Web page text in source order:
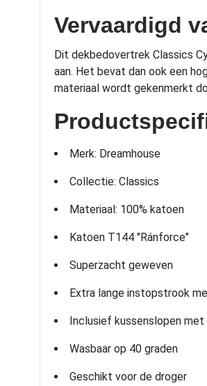
Vervaardigd
Dit dekbedovertrek Classics
aan. Het bevat dan ook een
materiaal wordt gekenmerkt
Merk: Dreamhouse
Collectie: Classics
Materiaal: 100% katoen
Katoen T144 "Ránforce"
Superzacht geweven
Extra lange instopstrook
Inclusief kussenslopen
Wasbaar op 40 graden
Geschikt voor de droger